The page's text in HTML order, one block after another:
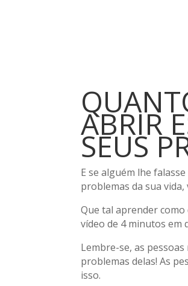
ABRIR
SEUS
E se alguém lhe
problemas da sua
Que tal aprender
vídeo de 4 minutos em
Lembre-se, as
problemas delas! As
isso.